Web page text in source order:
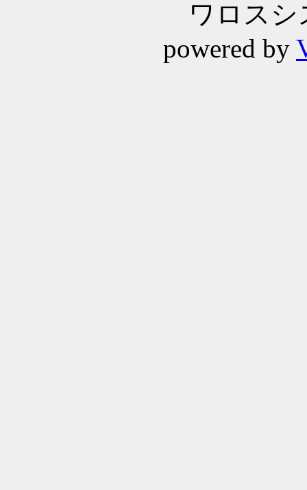
ワロスシ
powered by